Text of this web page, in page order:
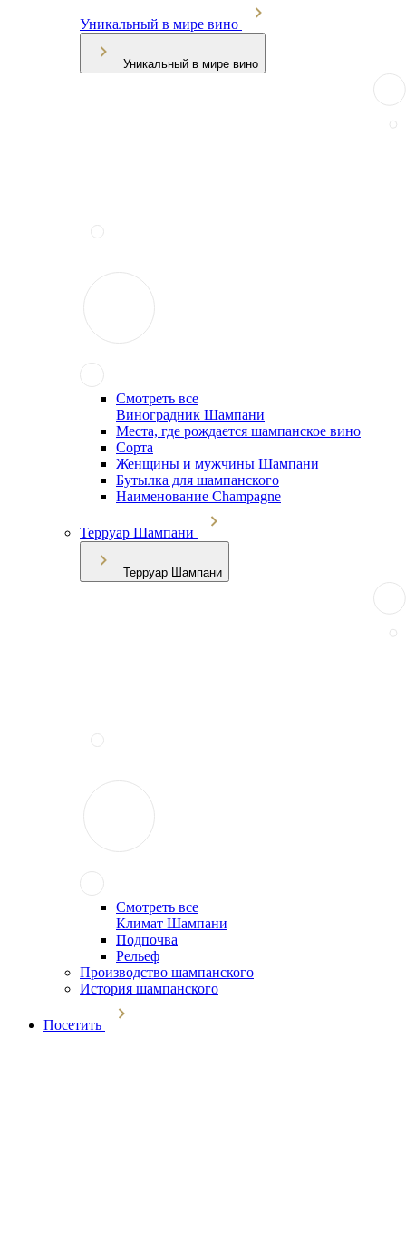
Уникальный в мире вино
Уникальный в мире вино
Смотреть все
Виноградник Шампани
Места, где рождается шампанское вино
Сорта
Женщины и мужчины Шампани
Бутылка для шампанского
Наименование Champagne
Терруар Шампани
Терруар Шампани
Смотреть все
Климат Шампани
Подпочва
Рельеф
Производство шампанского
История шампанского
Посетить